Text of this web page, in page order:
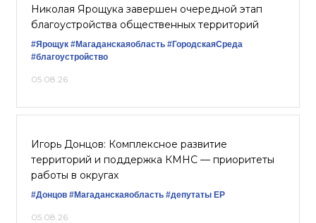
Николая Ярощука завершен очередной этап
благоустройства общественных территорий
#Ярощук #Магаданскаяобласть #ГородскаяСреда
#благоустройство
05.08.26
Игорь Донцов: Комплексное развитие
территорий и поддержка КМНС — приоритеты
работы в округах
#Донцов #Магаданскаяобласть #депутаты ЕР
05.08.26